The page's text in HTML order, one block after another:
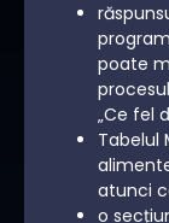
poate
„Ce fel
Tabelul
atunci
o